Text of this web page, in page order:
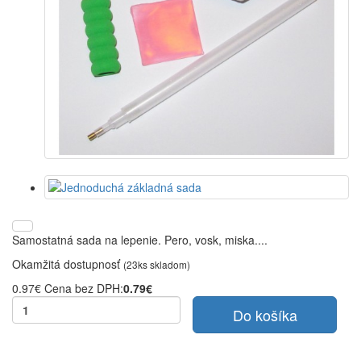
Samostatná sada na lepenie. Pero, vosk, miska....
Okamžitá dostupnosť (23ks skladom)
0.97€ Cena bez DPH:0.79€
Do košíka